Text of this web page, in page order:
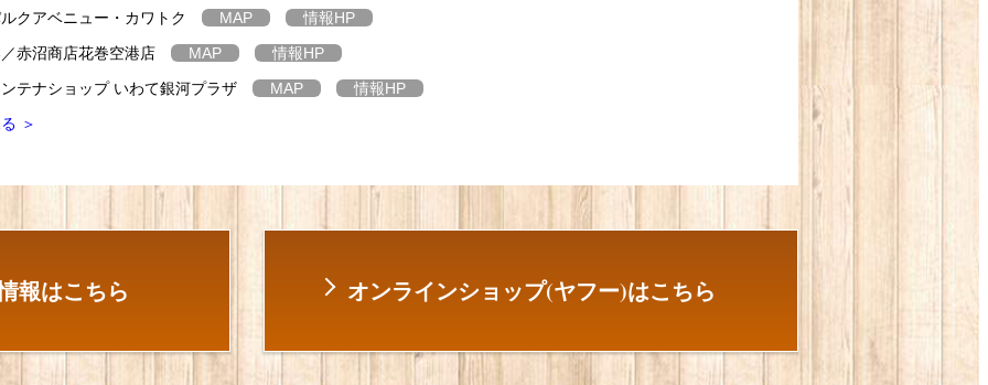
クアベニュー・カワトク
MAP 情報HP
赤沼商店花巻空港店
MAP 情報HP
テナショップ いわて銀河プラザ
MAP 情報HP
＞
報はこちら オンラインショップ(ヤフー)はこちら